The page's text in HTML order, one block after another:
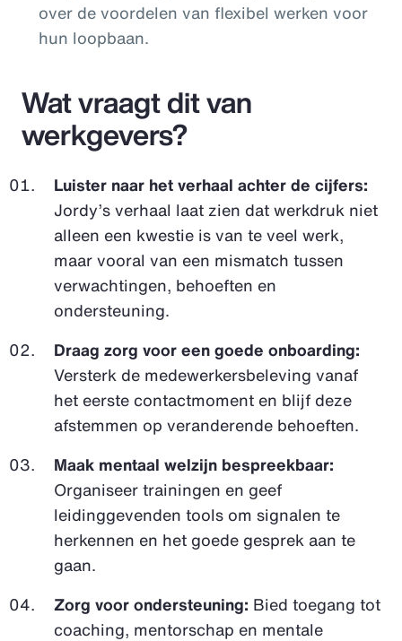
over de voordelen van flexibel werken voor
hun loopbaan.
Wat vraagt dit van
werkgevers?
Luister naar het verhaal achter de cijfers:
Jordy’s verhaal laat zien dat werkdruk niet
alleen een kwestie is van te veel werk,
maar vooral van een mismatch tussen
verwachtingen, behoeften en
ondersteuning.
Draag zorg voor een goede onboarding:
Versterk de medewerkersbeleving vanaf
het eerste contactmoment en blijf deze
afstemmen op veranderende behoeften.
Maak mentaal welzijn bespreekbaar:
Organiseer trainingen en geef
leidinggevenden tools om signalen te
herkennen en het goede gesprek aan te
gaan.
Zorg voor ondersteuning: Bied toegang tot
coaching, mentorschap en mentale